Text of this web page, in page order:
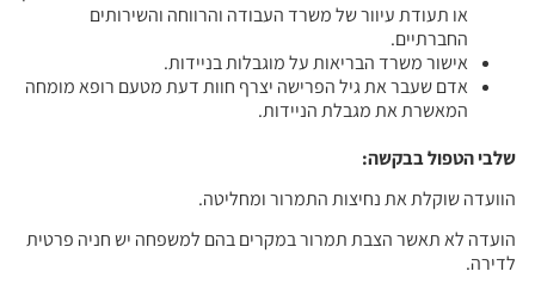
או תעודת עיוור של משרד העבודה והרווחה והשירותים
החברתיים.
אישור משרד הבריאות על מוגבלות בניידות.
אדם שעבר את גיל הפרישה יצרף חוות דעת מטעם רופא מומחה
המאשרת את מגבלת הניידות.
שלבי הטפול בבקשה:
הוועדה שוקלת את נחיצות התמרור ומחליטה.
הועדה לא תאשר הצבת תמרור במקרים בהם למשפחה יש חניה פרטית
לדירה.